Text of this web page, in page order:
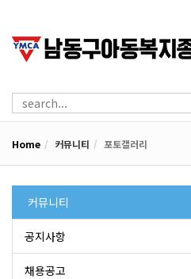
Home 커뮤니티 포토갤러리
커뮤니티
공지사항
채용공고